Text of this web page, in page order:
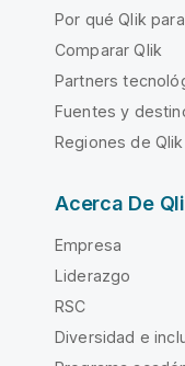
Por qué Qlik
Comparar Qlik
Partners
Fuentes y
Regiones de Qlik
Acerca De
Empresa
Liderazgo
RSC
Diversidad e